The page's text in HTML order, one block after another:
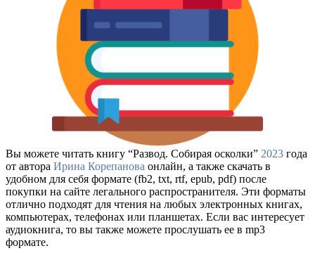
Вы можете читать книгу “Развод. Собирая осколки” 2023 года
от автора Ирина Корепанова онлайн, а также скачать в
удобном для себя формате (fb2, txt, rtf, epub, pdf) после
покупки на сайте легального распространителя. Эти форматы
отлично подходят для чтения на любых электронных книгах,
компьютерах, телефонах или планшетах. Если вас интересует
аудиокнига, то вы также можете прослушать ее в mp3
формате.